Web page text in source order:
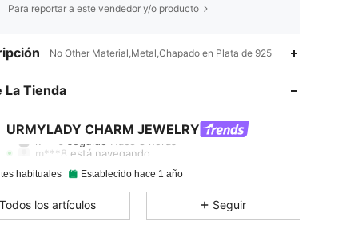
Para reportar a este vendedor y/o producto
No Other Material,Metal,Chapado en Plata de 925
La Tienda
URMYLADY CHARM JEWELRY
seguido
Hace 8 horas
m***8 está navegando
4.85
habituales Establecido hace 1 año
Todos los artículos Seguir